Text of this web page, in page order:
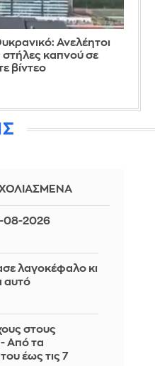
Ανελέητοι
καπνού σε
βίντεο
08-2026
λαγοκέφαλο κι
αυτό
στους
- Από τα
έως τις 7